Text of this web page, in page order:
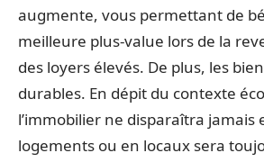
augmente, vous permettant de
meilleure plus-value lors de la
des loyers élevés. De plus, les
durables. En dépit du contexte
l’immobilier ne disparaîtra jamais
logements ou en locaux sera